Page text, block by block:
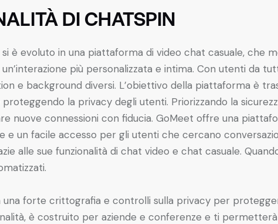
DI CHATSPIN
si è evoluto in una piattaforma di video chat casuale,
più personalizzata e intima. Con utenti da
e background diversi. L’obiettivo della piattaforma è
la privacy degli utenti. Priorizzando la
nuove connessioni con fiducia. GoMeet offre una
e un facile accesso per gli utenti che cercano
alle sue funzionalità di chat video e chat casuale.
una forte crittografia e controlli sulla privacy per
è costruito per aziende e conferenze e ti